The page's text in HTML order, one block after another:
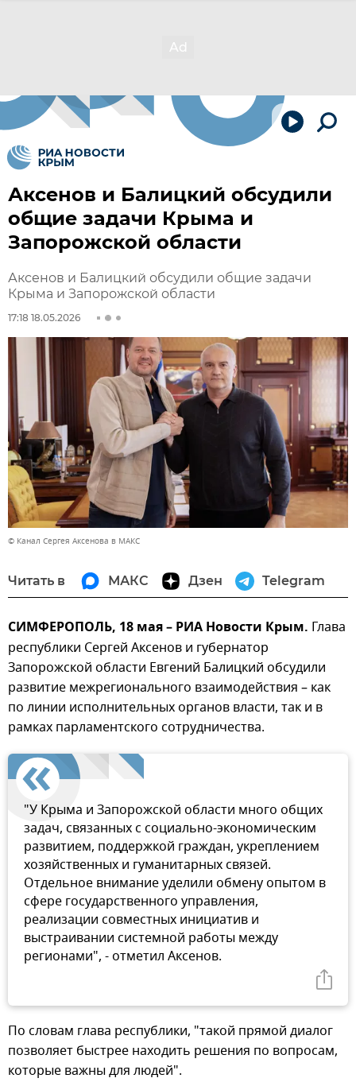
Аксенов и Балицкий обсудили
общие задачи Крыма и
Запорожской области
Аксенов и Балицкий обсудили общие задачи
Крыма и Запорожской области
17:18 18.05.2026
© Канал Сергея Аксенова в МАКС
Читать в МАКС Дзен Telegram
СИМФЕРОПОЛЬ, 18 мая – РИА Новости Крым. Глава
республики Сергей Аксенов и губернатор
Запорожской области Евгений Балицкий обсудили
развитие межрегионального взаимодействия – как
по линии исполнительных органов власти, так и в
рамках парламентского сотрудничества.
"У Крыма и Запорожской области много общих
задач, связанных с социально-экономическим
развитием, поддержкой граждан, укреплением
хозяйственных и гуманитарных связей.
Отдельное внимание уделили обмену опытом в
сфере государственного управления,
реализации совместных инициатив и
выстраивании системной работы между
регионами", - отметил Аксенов.
По словам глава республики, "такой прямой диалог
позволяет быстрее находить решения по вопросам,
которые важны для людей".